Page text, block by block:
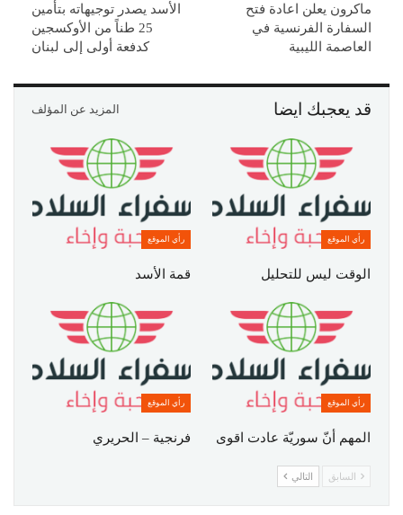
ماكرون يعلن اعادة فتح
السفارة الفرنسية في
العاصمة الليبية
الأسد يصدر توجيهاته بتأمين
25 طناً من الأوكسجين
كدفعة أولى إلى لبنان
قد يعجبك ايضا المزيد عن المؤلف
رأي الموقع
الوقت ليس للتحليل
رأي الموقع
قمة الأسد
رأي الموقع
المهم أنّ سوريّة عادت اقوى
رأي الموقع
فرنجية – الحريري
السابق التالي